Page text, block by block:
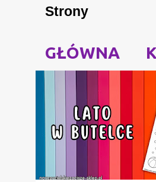
Strony
GŁÓWNA
P
o
s
y